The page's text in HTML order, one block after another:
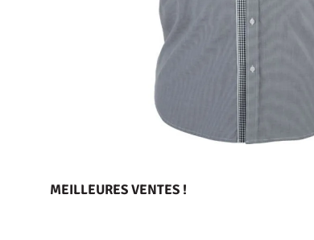
MEILLEURES VENTES !